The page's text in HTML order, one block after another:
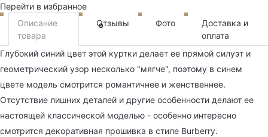
Перейти в избранное
Описание
товара
Отзывы
0 Фото
Доставка и
оплата
Глубокий синий цвет этой куртки делает ее прямой силуэт и
геометрический узор несколько "мягче", поэтому в синем
цвете модель смотрится романтичнее и женственнее.
Отсутствие лишних деталей и другие особенности делают ее
настоящей классической моделью - особенно интересно
смотрится декоративная прошивка в стиле Burberry.